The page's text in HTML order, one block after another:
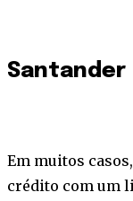
Santander
Em muitos
crédito com um